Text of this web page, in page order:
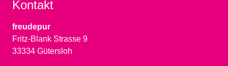
Kontakt
freudepur
Fritz-Blank Strasse 9
33334 Gütersloh